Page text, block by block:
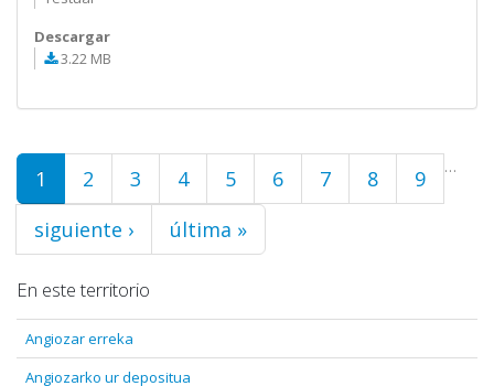
Descargar
3.22 MB
Páginas
1 2 3 4 5 6 7 8 9 …
siguiente › última »
En este territorio
Angiozar erreka
Angiozarko ur depositua